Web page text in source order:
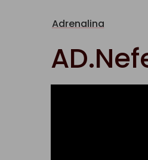
Adrenalina